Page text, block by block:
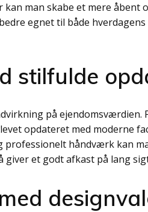
man skabe et mere åbent
egnet til både
stilfulde
på ejendomsværdien.
opdateret med moderne
professionelt håndværk kan
et godt afkast på lang